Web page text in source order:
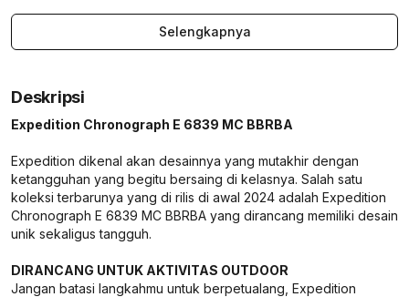
Selengkapnya
Deskripsi
Expedition Chronograph E 6839 MC BBRBA
Expedition dikenal akan desainnya yang mutakhir dengan
ketangguhan yang begitu bersaing di kelasnya. Salah satu
koleksi terbarunya yang di rilis di awal 2024 adalah Expedition
Chronograph E 6839 MC BBRBA yang dirancang memiliki desain
unik sekaligus tangguh.
DIRANCANG UNTUK AKTIVITAS OUTDOOR
Jangan batasi langkahmu untuk berpetualang, Expedition